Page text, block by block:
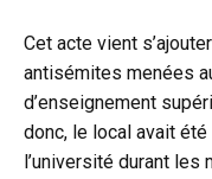
Cet acte vient
antisémites menées
d’enseignement
donc, le local avait été
l’université durant